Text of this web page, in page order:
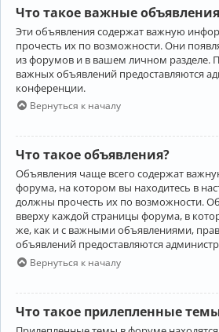
Что такое важные
Эти объявления содержат важную
прочесть их по возможности. Они
из форумов и в вашем личном разделе.
важных объявлений предоставляются
конференции.
Вернуться к началу
Что такое объявления?
Объявления чаще всего содержат
форума, на котором вы находитесь в
должны прочесть их по возможности.
вверху каждой страницы форума, в
же, как и с важными объявлениями,
объявлений предоставляются
Вернуться к началу
Что такое прилепленные